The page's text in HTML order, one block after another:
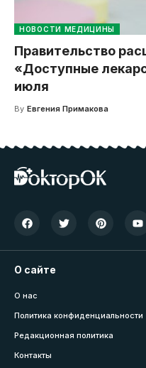
НОВОСТИ МЕДИЦИНЫ
Правительство
«Доступные
июля
By Евгения Примакова
О сайте
О нас
Политика конфиденциальности
Редакционная политика
Контакты